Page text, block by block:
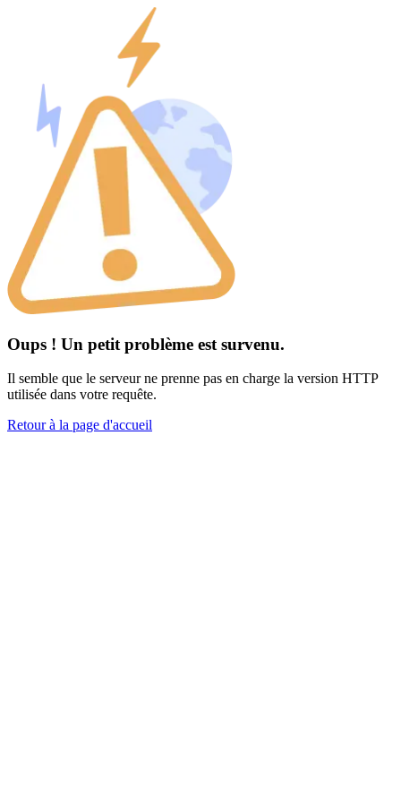
Oups ! Un petit problème est survenu.
Il semble que le serveur ne prenne pas en charge la version HTTP
utilisée dans votre requête.
Retour à la page d'accueil